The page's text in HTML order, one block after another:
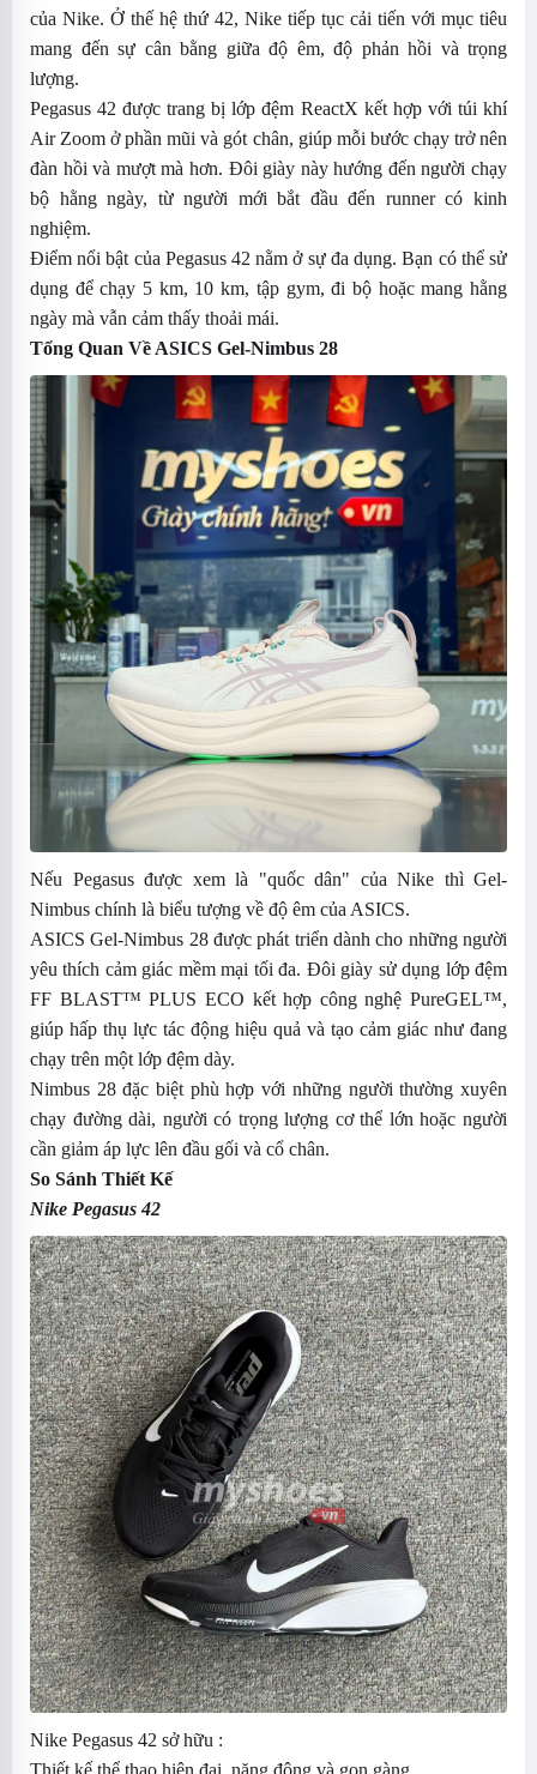
của Nike. Ở thế hệ thứ 42, Nike tiếp tục cải tiến với mục tiêu
mang đến sự cân bằng giữa độ êm, độ phản hồi và trọng
lượng.
Pegasus 42 được trang bị lớp đệm ReactX kết hợp với túi khí
Air Zoom ở phần mũi và gót chân, giúp mỗi bước chạy trở nên
đàn hồi và mượt mà hơn. Đôi giày này hướng đến người chạy
bộ hằng ngày, từ người mới bắt đầu đến runner có kinh
nghiệm.
Điểm nổi bật của Pegasus 42 nằm ở sự đa dụng. Bạn có thể sử
dụng để chạy 5 km, 10 km, tập gym, đi bộ hoặc mang hằng
ngày mà vẫn cảm thấy thoải mái.
Tổng Quan Về ASICS Gel-Nimbus 28
Nếu Pegasus được xem là "quốc dân" của Nike thì Gel-
Nimbus chính là biểu tượng về độ êm của ASICS.
ASICS Gel-Nimbus 28 được phát triển dành cho những người
yêu thích cảm giác mềm mại tối đa. Đôi giày sử dụng lớp đệm
FF BLAST™ PLUS ECO kết hợp công nghệ PureGEL™,
giúp hấp thụ lực tác động hiệu quả và tạo cảm giác như đang
chạy trên một lớp đệm dày.
Nimbus 28 đặc biệt phù hợp với những người thường xuyên
chạy đường dài, người có trọng lượng cơ thể lớn hoặc người
cần giảm áp lực lên đầu gối và cổ chân.
So Sánh Thiết Kế
Nike Pegasus 42
Nike Pegasus 42 sở hữu :
Thiết kế thể thao hiện đại, năng động và gọn gàng